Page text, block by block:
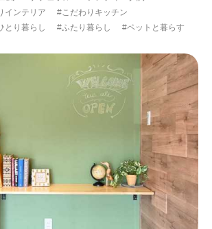
インテリア
#こだわりキッチン
とり暮らし #ふたり暮らし #ペットと暮らす